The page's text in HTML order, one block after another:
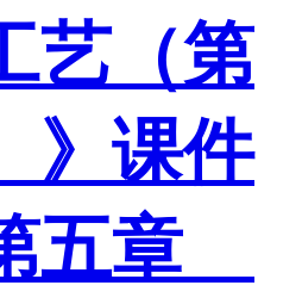
艺（第
》课件
五章